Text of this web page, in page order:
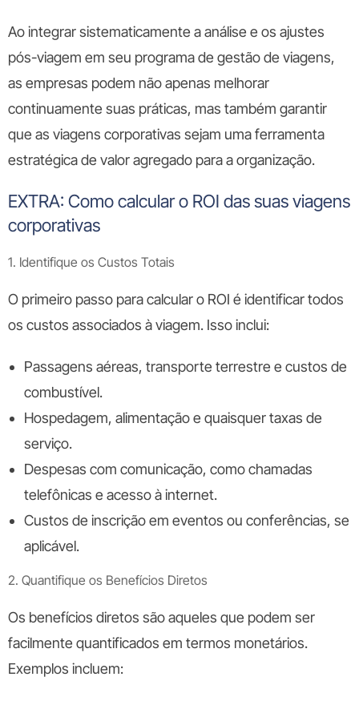
Ao integrar sistematicamente a análise e os ajustes
pós-viagem em seu programa de gestão de viagens,
as empresas podem não apenas melhorar
continuamente suas práticas, mas também garantir
que as viagens corporativas sejam uma ferramenta
estratégica de valor agregado para a organização.
EXTRA: Como calcular o ROI das suas viagens
corporativas
1. Identifique os Custos Totais
O primeiro passo para calcular o ROI é identificar todos
os custos associados à viagem. Isso inclui:
Passagens aéreas, transporte terrestre e custos de
combustível.
Hospedagem, alimentação e quaisquer taxas de
serviço.
Despesas com comunicação, como chamadas
telefônicas e acesso à internet.
Custos de inscrição em eventos ou conferências, se
aplicável.
2. Quantifique os Benefícios Diretos
Os benefícios diretos são aqueles que podem ser
facilmente quantificados em termos monetários.
Exemplos incluem: